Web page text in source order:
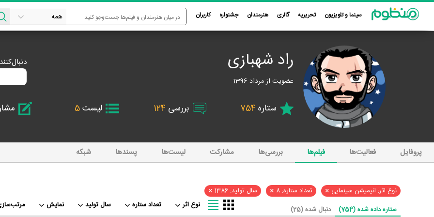
سینما و تلویزیون تحریریه گالری هنرمندان جشنواره کاربران
راد شهبازی
عضویت از مرداد 1396
ستاره 754 بررسی 124 لیست5
پروفایل فعالیت‌ها فیلم‌ها بررسی‌ها مشارکت لیست‌ها پسند‌ها شبکه
نوع اثر: انیمیشن سینمایی × تعداد ستاره: 8 × سال تولید: 1386 ×
ستاره داده شده (754) دنبال شده (25) نمایش سال تولید تعداد ستاره نوع اثر